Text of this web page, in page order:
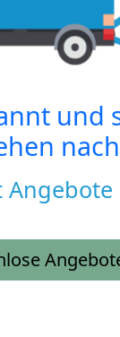
und
nach